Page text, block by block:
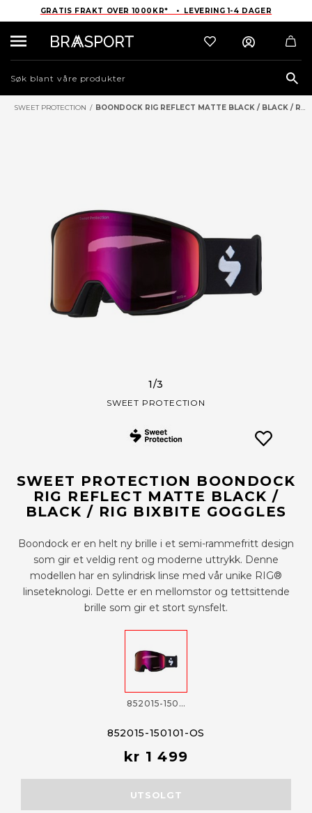
GRATIS FRAKT OVER 1000KR* • LEVERING 1-4 DAGER
SWEET PROTECTION / BOONDOCK RIG REFLECT MATTE BLACK / BLACK / RIG BIXBITE
1/3
SWEET PROTECTION
SWEET PROTECTION BOONDOCK
RIG REFLECT MATTE BLACK /
BLACK / RIG BIXBITE GOGGLES
Boondock er en helt ny brille i et semi-rammefritt design
som gir et veldig rent og moderne uttrykk. Denne
modellen har en sylindrisk linse med vår unike RIG®
linseteknologi. Dette er en mellomstor og tettsittende
brille som gir et stort synsfelt.
852015-150101-OS
852015-150101-OS
kr 1 499
UTSOLGT